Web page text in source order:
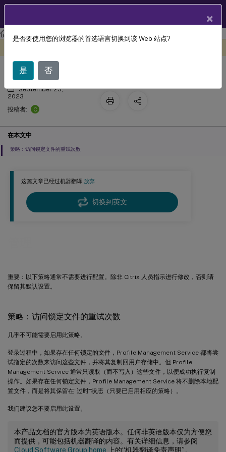
Profile Management Profile Management 2305
这篇文章已经过机器翻译.放弃
切换到英文
重要：以下策略通常不需要进行配置。除非 Citrix 人员指示进行修改，否则请
保留其默认设置。
策略：访问锁定文件的重试次数
几乎不可能需要启用此策略。
登录过程中，如果存在任何锁定的文件，Profile Management Service 都将尝
试指定的次数来访问这些文件，并将其复制回用户存储中。但 Profile
Management Service 通常只读取（而不写入）这些文件，以便成功执行复制
操作。如果存在任何锁定文件，Profile Management Service 将不删除本地配
置文件，而是将其保留在“过时”状态（只要已启用相应的策略）。
我们建议您不要启用此设置。
本产品文档的官方版本为英语版本。任何非英语版本仅为方便您
而提供，可能包括机器翻译的内容。有关详细信息，请参阅
Cloud Software Group home 上的“机器翻译免责声明”。
管理
September 25,
2023
投稿者:
C
在本文中
策略：访问锁定文件的重试次数
×
是否要使用您的浏览器的首选语言切换到该 Web 站点?
是 否